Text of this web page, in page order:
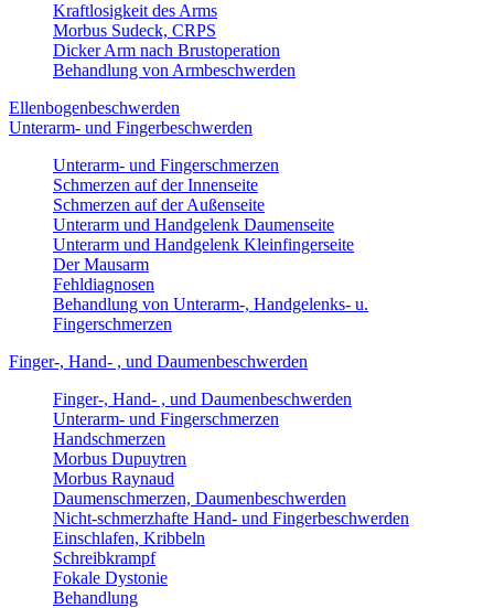
Kraftlosigkeit des Arms
Morbus Sudeck, CRPS
Dicker Arm nach Brustoperation
Behandlung von Armbeschwerden
Ellenbogenbeschwerden
Unterarm- und Fingerbeschwerden
Unterarm- und Fingerschmerzen
Schmerzen auf der Innenseite
Schmerzen auf der Außenseite
Unterarm und Handgelenk Daumenseite
Unterarm und Handgelenk Kleinfingerseite
Der Mausarm
Fehldiagnosen
Behandlung von Unterarm-, Handgelenks- u.
Fingerschmerzen
Finger-, Hand- , und Daumenbeschwerden
Finger-, Hand- , und Daumenbeschwerden
Unterarm- und Fingerschmerzen
Handschmerzen
Morbus Dupuytren
Morbus Raynaud
Daumenschmerzen, Daumenbeschwerden
Nicht-schmerzhafte Hand- und Fingerbeschwerden
Einschlafen, Kribbeln
Schreibkrampf
Fokale Dystonie
Behandlung